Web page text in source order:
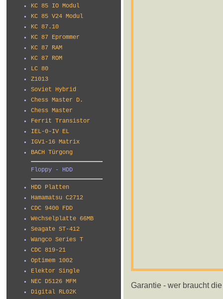
KC 85 IO Modul
KC 85 V24 Modul
KC 87.10
KC 87 Eprommer
KC 87 RAM
KC 87 ROM
LC 80
Z1013
Soviet Hybrid
Chess Master D.
Chess Master
Ferrit Transistor
IEL-0-IV EL
IGV1-16 Matrix
BACH Türgong
Floppy - HDD
HDD Platten
Hamamatsu C2712
CDC 9400 FDD
Wechselplatte 66MB
Seagate ST-412
Wangco Series T
CDC 819-21
Optimem 1002
Elektor Single
NEC D5126 MFM
Digital RL02K
Garantie - wer braucht